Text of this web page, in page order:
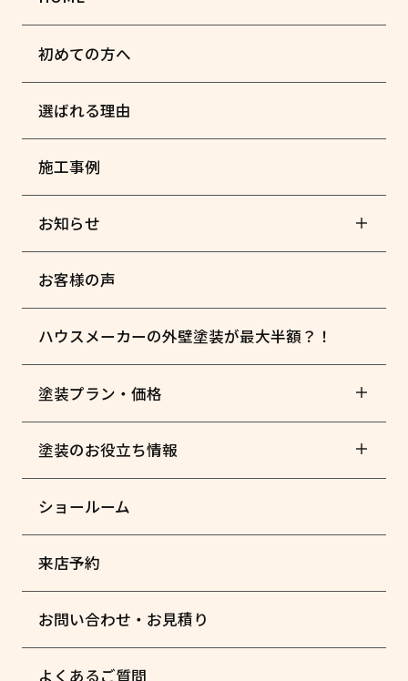
初めての方へ
選ばれる理由
施工事例
お知らせ
お客様の声
ハウスメーカーの外壁塗装が最大半額？！
塗装プラン・価格
塗装のお役立ち情報
ショールーム
来店予約
お問い合わせ・お見積り
よくあるご質問